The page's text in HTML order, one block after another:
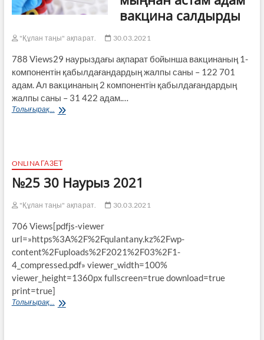
вакцина салдырды
"Құлан таңы" ақпарат. 30.03.2021
788 Views29 наурыздағы ақпарат бойынша вакци­наның 1-
компонентін қабылдағандардың жал­пы саны – 122 701
адам. Ал вакцинаның 2 компонентін қабылдағандардың
жалпы саны – 31 422 адам.…
Толығырақ...
Қазақстанда
вакцина
салдырды
ONLINA ГАЗЕТ
№25 30 Наурыз 2021
"Құлан таңы" ақпарат. 30.03.2021
706 Views[pdfjs-viewer
url=»https%3A%2F%2Fqulantany.kz%2Fwp-
content%2Fuploads%2F2021%2F03%2F1-
4_compressed.pdf» viewer_width=100%
viewer_height=1360px fullscreen=true download=true
print=true]
Толығырақ...
№25